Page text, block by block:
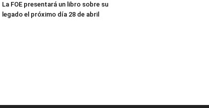
La FOE presentará un libro sobre su
legado el próximo día 28 de abril